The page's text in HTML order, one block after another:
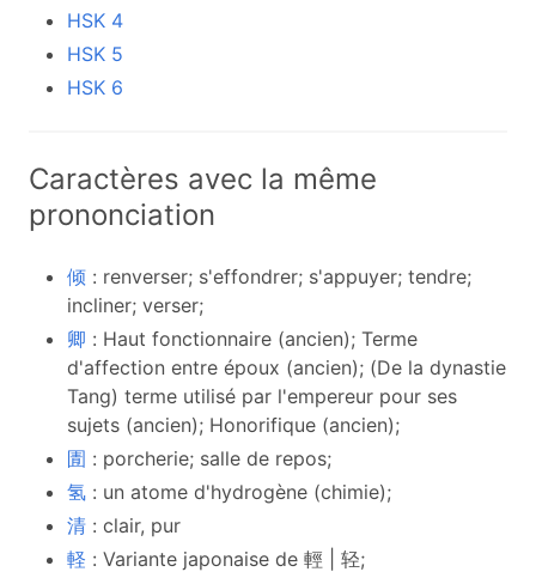
HSK 4
HSK 5
HSK 6
Caractères avec la même
prononciation
倾 : renverser; s'effondrer; s'appuyer; tendre;
incliner; verser;
卿 : Haut fonctionnaire (ancien); Terme
d'affection entre époux (ancien); (De la dynastie
Tang) terme utilisé par l'empereur pour ses
sujets (ancien); Honorifique (ancien);
圊 : porcherie; salle de repos;
氢 : un atome d'hydrogène (chimie);
清 : clair, pur
軽 : Variante japonaise de 輕 | 轻;